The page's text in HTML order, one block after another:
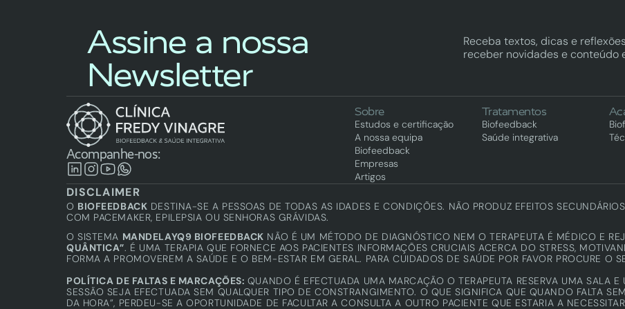
Assine a nossa
Newsletter
Receba textos, dicas e
receber novidades e conteúdo
Acompanhe-nos:
Sobre
Estudos e certificação
A nossa equipa
Biofeedback
Empresas
Artigos
Tratamentos
Biofeedback
Saúde integrativa
DISCLAIMER
O BIOFEEDBACK DESTINA-SE A PESSOAS DE TODAS AS IDADES E CONDIÇÕES. NÃO PRODUZ EFEITOS
COM PACEMAKER, EPILEPSIA OU SENHORAS GRÁVIDAS.
O SISTEMA MANDELAYQ9 BIOFEEDBACK NÃO É UM MÉTODO DE DIAGNÓSTICO NEM O TERAPEUTA É MÉDICO E
QUÂNTICA”. É UMA TERAPIA QUE FORNECE AOS PACIENTES INFORMAÇÕES CRUCIAIS ACERCA DO STRESS,
FORMA A PROMOVEREM A SAÚDE E O BEM-ESTAR EM GERAL. PARA CUIDADOS DE SAÚDE POR FAVOR PROCURE O
POLÍTICA DE FALTAS E MARCAÇÕES: QUANDO É EFECTUADA UMA MARCAÇÃO O TERAPEUTA RESERVA UMA SALA
SESSÃO SEJA EFECTUADA SEM QUALQUER TIPO DE CONSTRANGIMENTO. O QUE SIGNIFICA QUE QUANDO FALTA
DA HORA”, PERDEU-SE A OPORTUNIDADE DE FACULTAR A CONSULTA A OUTRO PACIENTE QUE ESTARIA A